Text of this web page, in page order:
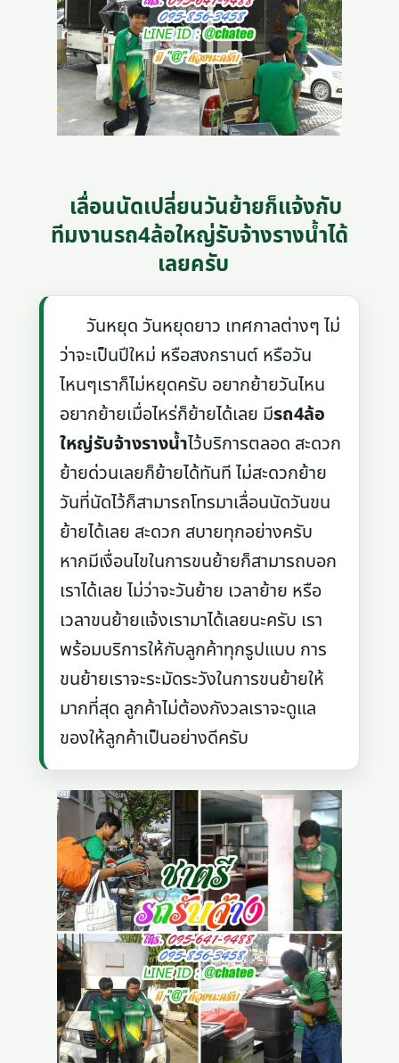
เลื่อนนัดเปลี่ยนวันย้ายก็แจ้งกับ
ทีมงานรถ4ล้อใหญ่รับจ้างรางน้ำได้
เลยครับ
วันหยุด วันหยุดยาว เทศกาลต่างๆ ไม่
ว่าจะเป็นปีใหม่ หรือสงกรานต์ หรือวัน
ไหนๆเราก็ไม่หยุดครับ อยากย้ายวันไหน
อยากย้ายเมื่อไหร่ก็ย้ายได้เลย มีรถ4ล้อ
ใหญ่รับจ้างรางน้ำไว้บริการตลอด สะดวก
ย้ายด่วนเลยก็ย้ายได้ทันที ไม่สะดวกย้าย
วันที่นัดไว้ก็สามารถโทรมาเลื่อนนัดวันขน
ย้ายได้เลย สะดวก สบายทุกอย่างครับ
หากมีเงื่อนไขในการขนย้ายก็สามารถบอก
เราได้เลย ไม่ว่าจะวันย้าย เวลาย้าย หรือ
เวลาขนย้ายแจ้งเรามาได้เลยนะครับ เรา
พร้อมบริการให้กับลูกค้าทุกรูปแบบ การ
ขนย้ายเราจะระมัดระวังในการขนย้ายให้
มากที่สุด ลูกค้าไม่ต้องกังวลเราจะดูแล
ของให้ลูกค้าเป็นอย่างดีครับ